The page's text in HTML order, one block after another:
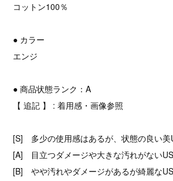
コットン100％
● カラー
エンジ
● 商品状態ランク：A
【 追記 】 : 着用感・画像参照
[S] 多少の使用感はあるが、状態の良い美
[A] 目立つダメージや大きな汚れがない
[B] やや汚れやダメージがあるが綺麗な